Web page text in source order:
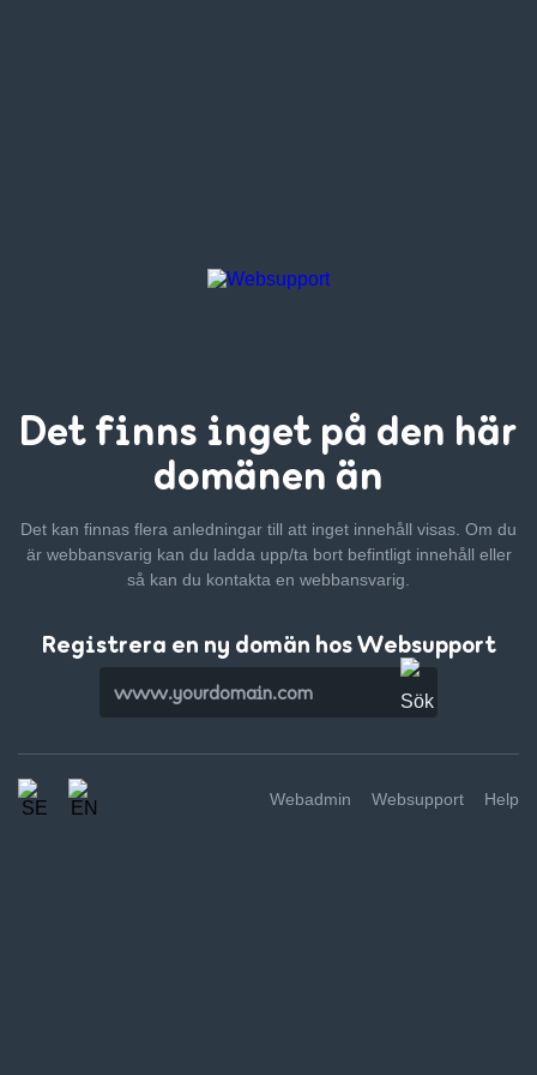
Det finns inget på den här
domänen än
Det kan finnas flera anledningar till att inget innehåll visas. Om du
är webbansvarig kan du ladda upp/ta bort befintligt innehåll eller
så kan du kontakta en webbansvarig.
Registrera en ny domän hos Websupport
Webadmin Websupport Help